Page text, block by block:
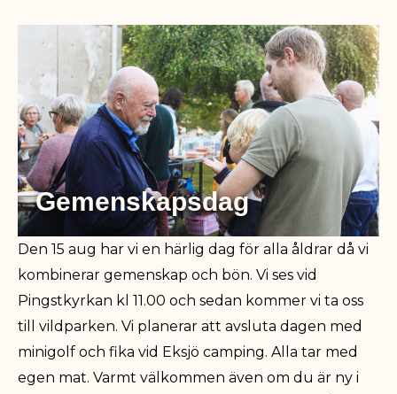
Gemenskapsdag
Den 15 aug har vi en härlig dag för alla åldrar då vi
kombinerar gemenskap och bön. Vi ses vid
Pingstkyrkan kl 11.00 och sedan kommer vi ta oss
till vildparken. Vi planerar att avsluta dagen med
minigolf och fika vid Eksjö camping. Alla tar med
egen mat. Varmt välkommen även om du är ny i